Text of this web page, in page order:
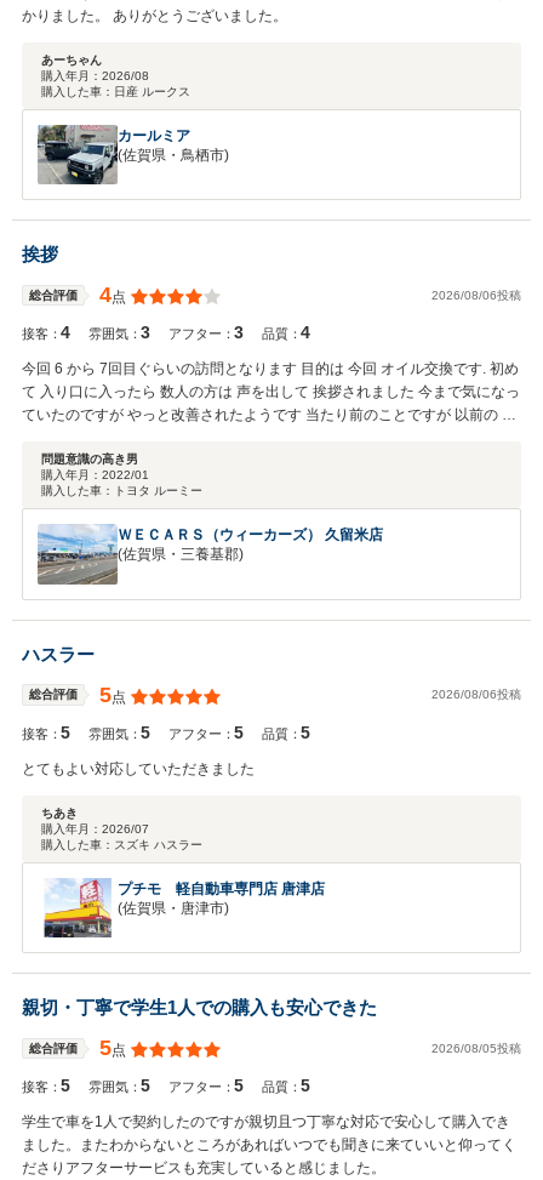
かりました。 ありがとうございました。
あーちゃん
購入年月： 2026/08
購入した車： 日産 ルークス
カールミア
(佐賀県・鳥栖市)
挨拶
総合評価 4点 2026/08/06投稿
接客：4 雰囲気：3 アフター：3 品質：4
今回 6 から 7回目ぐらいの訪問となります 目的は 今回 オイル交換です. 初め
て 入り口に入ったら 数人の方は 声を出して 挨拶されました 今まで気になっ
ていたのですが やっと改善されたようです 当たり前のことですが 以前の ビ
問題意識の高き男
購入年月： 2022/01
購入した車：
トヨタ ルーミー
ＷＥＣＡＲＳ（ウィーカーズ） 久留米店
(佐賀県・三養基郡)
ハスラー
総合評価 5点 2026/08/06投稿
接客：5 雰囲気：5 アフター：5 品質：5
とてもよい対応していただきました
ちあき
購入年月： 2026/07
購入した車： スズキ ハスラー
プチモ 軽自動車専門店 唐津店
(佐賀県・唐津市)
親切・丁寧で学生1人での購入も安心できた
総合評価 5点 2026/08/05投稿
接客：5 雰囲気：5 アフター：5 品質：5
学生で車を1人で契約したのですが親切且つ丁寧な対応で安心して購入でき
ました。またわからないところがあればいつでも聞きに来ていいと仰ってく
ださりアフターサービスも充実していると感じました。